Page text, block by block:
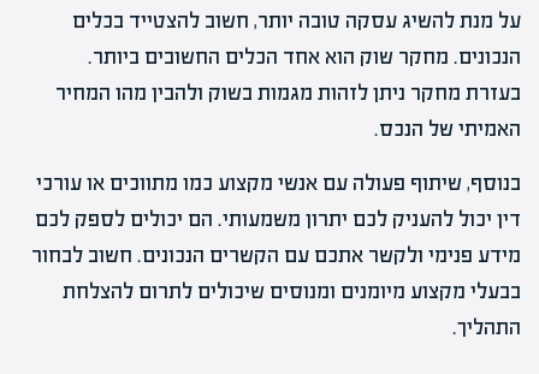
על מנת להשיג עסקה טובה יותר, חשוב להצטייד בכלים
הנכונים. מחקר שוק הוא אחד הכלים החשובים ביותר.
בעזרת מחקר ניתן לזהות מגמות בשוק ולהבין מהו המחיר
האמיתי של הנכס.
בנוסף, שיתוף פעולה עם אנשי מקצוע כמו מתווכים או עורכי
דין יכול להעניק לכם יתרון משמעותי. הם יכולים לספק לכם
מידע פנימי ולקשר אתכם עם הקשרים הנכונים. חשוב לבחור
בבעלי מקצוע מיומנים ומנוסים שיכולים לתרום להצלחת
התהליך.